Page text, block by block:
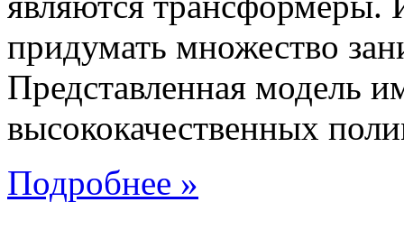
придумать множество
Представленная модель
высококачественных
Подробнее »